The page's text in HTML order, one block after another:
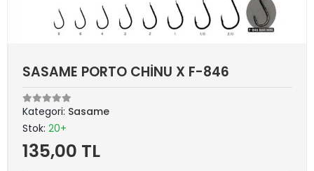
SASAME PORTO CHİNU X F-846
Kategori: Sasame
Stok: 20+
135,00 TL